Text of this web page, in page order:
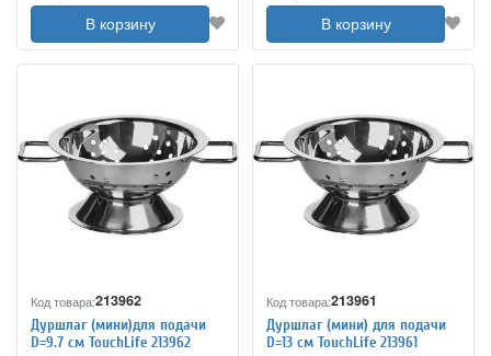
В корзину В корзину
Код товара:213962
Дуршлаг (мини)для подачи
D=9.7 см TouchLife 213962
Код товара:213961
Дуршлаг (мини) для подачи
D=13 см TouchLife 213961